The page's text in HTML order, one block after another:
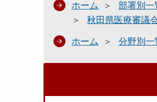
ホーム 部署別一
秋田県医療審議
ホーム 分野別一